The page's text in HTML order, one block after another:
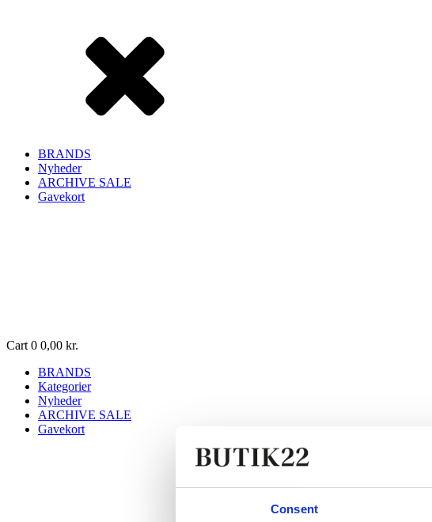
Consent
BRANDS
Nyheder
ARCHIVE SALE
Gavekort
Cart 0 0,00 kr.
BRANDS
Kategorier
Nyheder
ARCHIVE SALE
Gavekort